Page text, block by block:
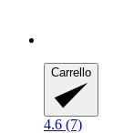
Carrello
4.6 (7)